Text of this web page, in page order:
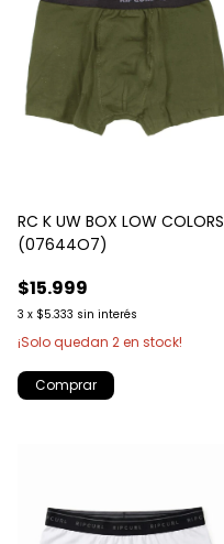
RC K UW BOX LOW COLORS
(07644O7)
$15.999
3 x $5.333 sin interés
¡Solo quedan 2en stock!
Comprar